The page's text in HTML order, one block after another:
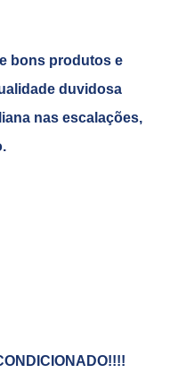
bons produtos e
duvidosa
nas escalações,